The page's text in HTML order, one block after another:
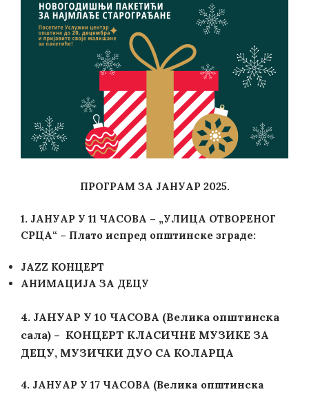
ПРОГРАМ ЗА ЈАНУАР 2025.
1. ЈАНУАР У 11 ЧАСОВА – „УЛИЦА ОТВОРЕНОГ
СРЦА“ – Плато испред општинске зграде:
JAZZ КОНЦЕРТ
АНИМАЦИЈА ЗА ДЕЦУ
4. ЈАНУАР У 10 ЧАСОВА (Велика општинска
сала) – КОНЦЕРТ КЛАСИЧНЕ МУЗИКЕ ЗА
ДЕЦУ, МУЗИЧКИ ДУО СА КОЛАРЦА
4. ЈАНУАР У 17 ЧАСОВА (Велика општинска